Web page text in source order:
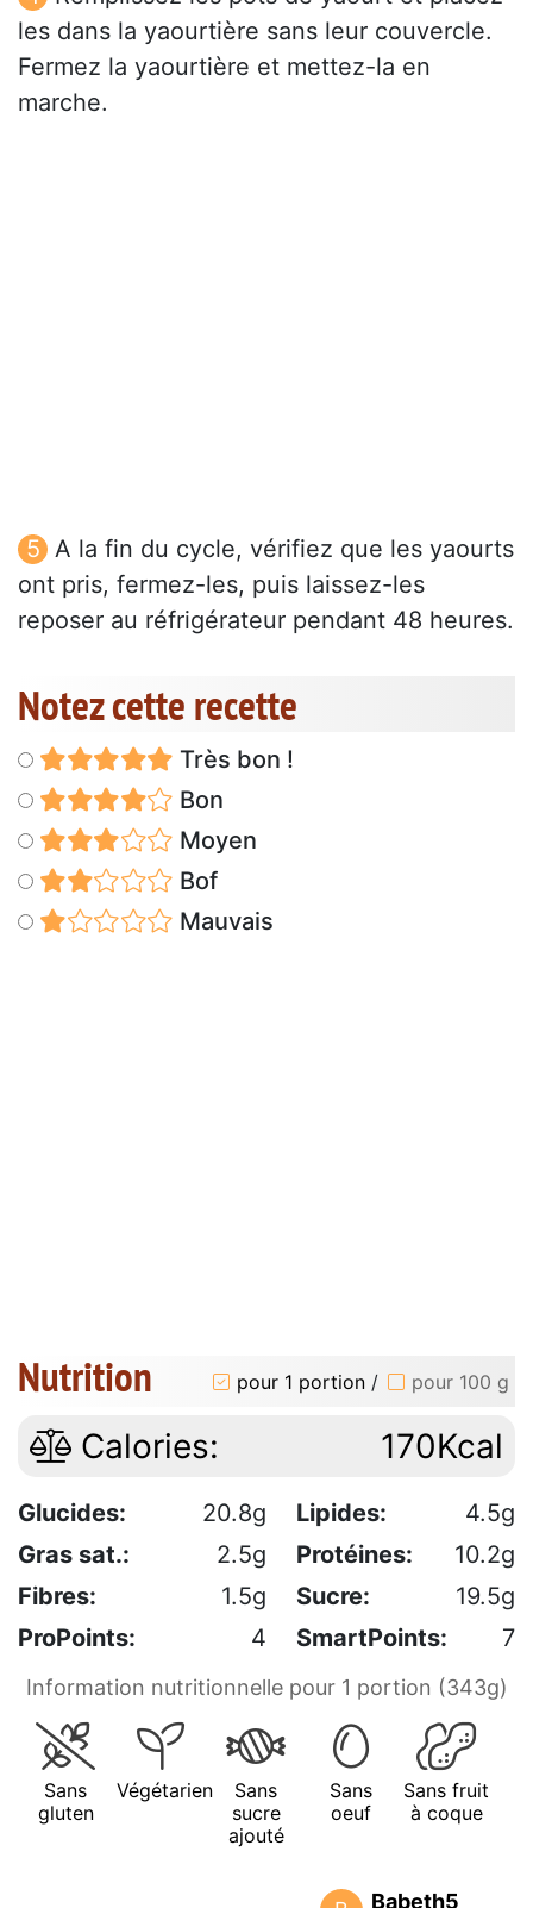
les dans la yaourtière sans leur couvercle.
Fermez la yaourtière et mettez-la en
marche.
A la fin du cycle, vérifiez que les yaourts
ont pris, fermez-les, puis laissez-les
reposer au réfrigérateur pendant 48 heures.
Notez cette recette
Très bon !
Bon
Moyen
Bof
Mauvais
Nutrition pour 1 portion / pour 100 g
Calories: 170Kcal
Glucides: 20.8g Lipides:
4.5g
Gras sat.:
2.5g Protéines:
10.2g
Fibres:
1.5g Sucre:
19.5g
ProPoints:
4 SmartPoints: 7
Information nutritionnelle pour 1 portion (343g)
Sans
gluten
Végétarien
Sans
sucre
ajouté
Sans
oeuf
Sans fruit
à coque
Babeth5